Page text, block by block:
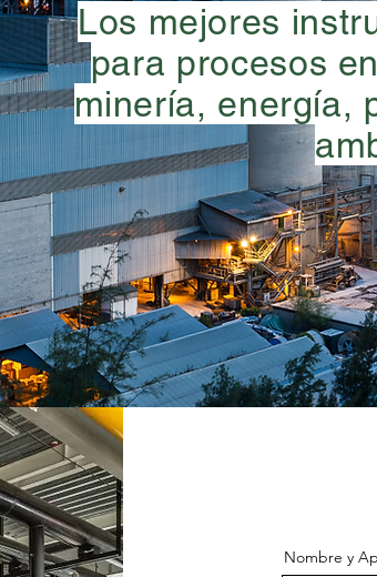
Los mejores
para procesos
minería, energía,
Nombre y